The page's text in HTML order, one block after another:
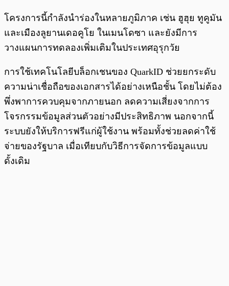
โครงการนี้กำลังนำร่องในหลายภูมิภาค เช่น ฮูฮุย ทูคูมัน
และเมืองลูยานเดอคูโย ในเมนโดซา และยังมีการ
วางแผนการทดลองเพิ่มเติมในประเทศอุรุกวัย
การใช้เทคโนโลยีบล็อกเชนของ QuarkID ช่วยยกระดับ
ความน่าเชื่อถือของเอกสารได้อย่างเหนือชั้น โดยไม่ต้อง
พึ่งพาการควบคุมจากภายนอก ลดความเสี่ยงจากการ
โจรกรรมข้อมูลส่วนตัวอย่างมีประสิทธิภาพ นอกจากนี้
ระบบยังให้บริการฟรีแก่ผู้ใช้งาน พร้อมทั้งช่วยลดค่าใช้
จ่ายของรัฐบาล เมื่อเทียบกับวิธีการจัดการข้อมูลแบบ
ดั้งเดิม